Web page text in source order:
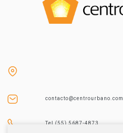
contacto@centrourbano.com
Tel (55) 5687-4873